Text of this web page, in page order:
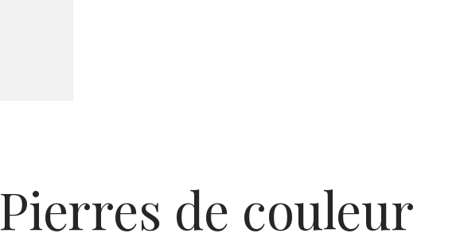
Pierres de couleur